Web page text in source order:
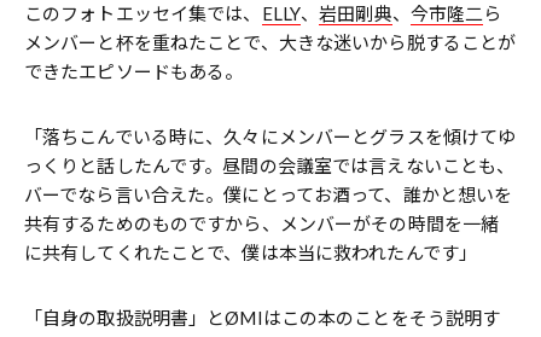
このフォトエッセイ集では、 ELLY、岩田剛典、 今市隆二 ら
メンバーと杯を重ねたことで、大きな迷いから脱することが
できたエピソードもある。
「落ちこんでいる時に、久々にメンバーとグラスを傾けてゆ
っくりと話したんです。昼間の会議室では言えないことも、
バーでなら言い合えた。僕にとってお酒って、誰かと想いを
共有するためのものですから、メンバーがその時間を一緒
に共有してくれたことで、僕は本当に救われたんです」
「自身の取扱説明書」とØMIはこの本のことをそう説明す